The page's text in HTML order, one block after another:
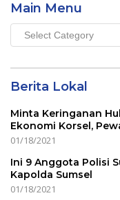
Main Menu
Main
Menu
Berita Lokal
Minta Keringanan
Ekonomi Korsel,
01/18/2021
Ini 9 Anggota Polisi
Kapolda Sumsel
01/18/2021